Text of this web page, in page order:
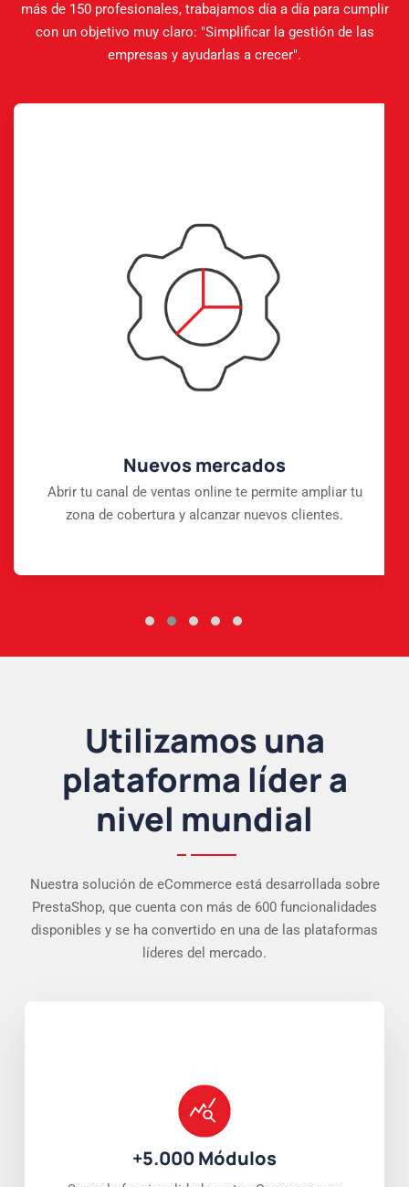
más de 150 profesionales, trabajamos día a día para cumplir
con un objetivo muy claro: "Simplificar la gestión de las
empresas y ayudarlas a crecer".
Nuevos mercados
Abrir tu canal de ventas online te permite ampliar tu
zona de cobertura y alcanzar nuevos clientes.
Utilizamos una
plataforma líder a
nivel mundial
Nuestra solución de eCommerce está desarrollada sobre
PrestaShop, que cuenta con más de 600 funcionalidades
disponibles y se ha convertido en una de las plataformas
líderes del mercado.
+5.000 Módulos